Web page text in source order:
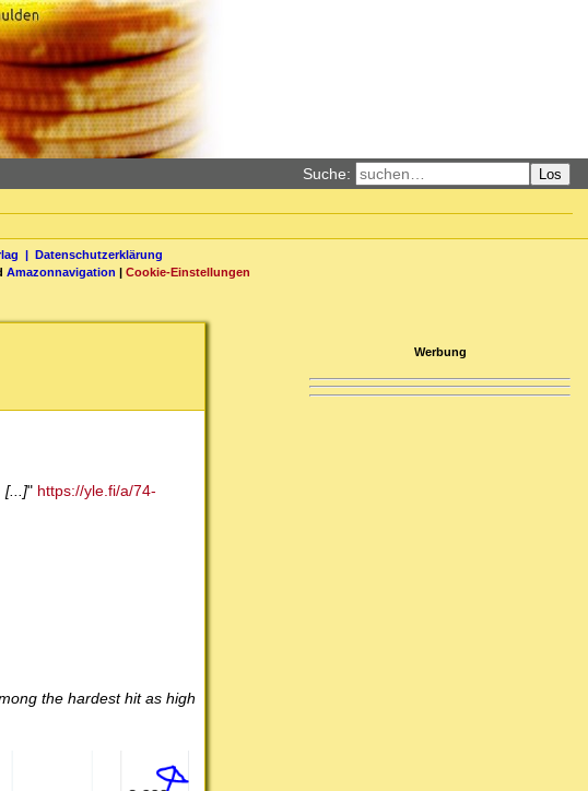
Suche: Los
| Datenschutzerklärung
Amazonnavigation | Cookie-Einstellungen
[...]" https://yle.fi/a/74-
the hardest hit as high
Werbung